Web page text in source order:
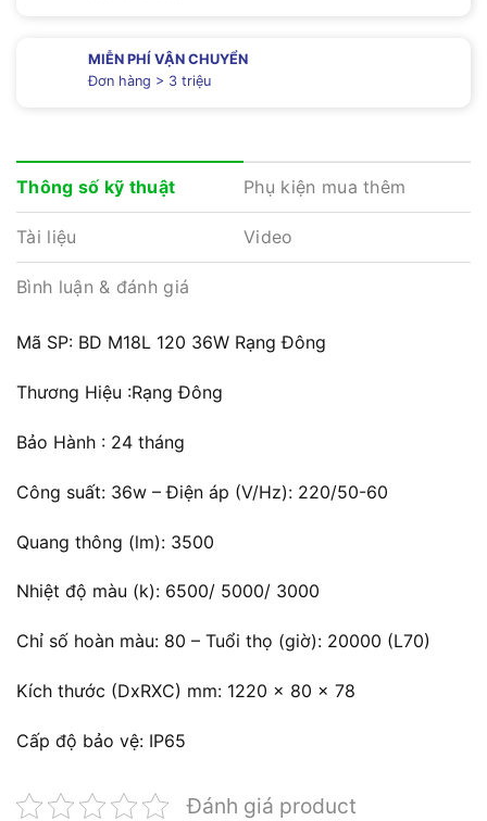
MIỄN PHÍ VẬN CHUYỂN
Đơn hàng > 3 triệu
Thông số kỹ thuật Phụ kiện mua thêm
Tài liệu Video
Bình luận & đánh giá
Mã SP: BD M18L 120 36W Rạng Đông
Thương Hiệu :Rạng Đông
Bảo Hành : 24 tháng
Công suất: 36w – Điện áp (V/Hz): 220/50-60
Quang thông (lm): 3500
Nhiệt độ màu (k): 6500/ 5000/ 3000
Chỉ số hoàn màu: 80 – Tuổi thọ (giờ): 20000 (L70)
Kích thước (DxRXC) mm: 1220 x 80 x 78
Cấp độ bảo vệ: IP65
Đánh giá product